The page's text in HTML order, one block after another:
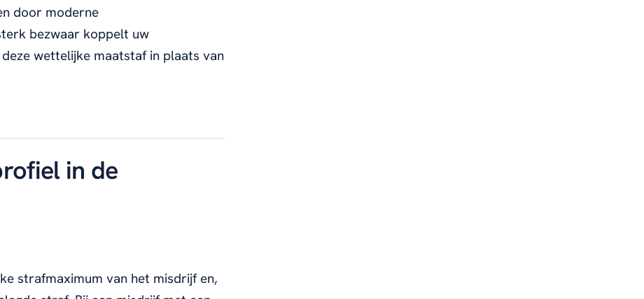
door moderne
bezwaar koppelt uw
wettelijke maatstaf in plaats van
in de
strafmaximum van het misdrijf en,